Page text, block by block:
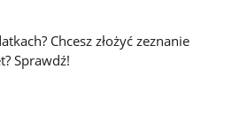
Chcesz złożyć zeznanie
Sprawdź!